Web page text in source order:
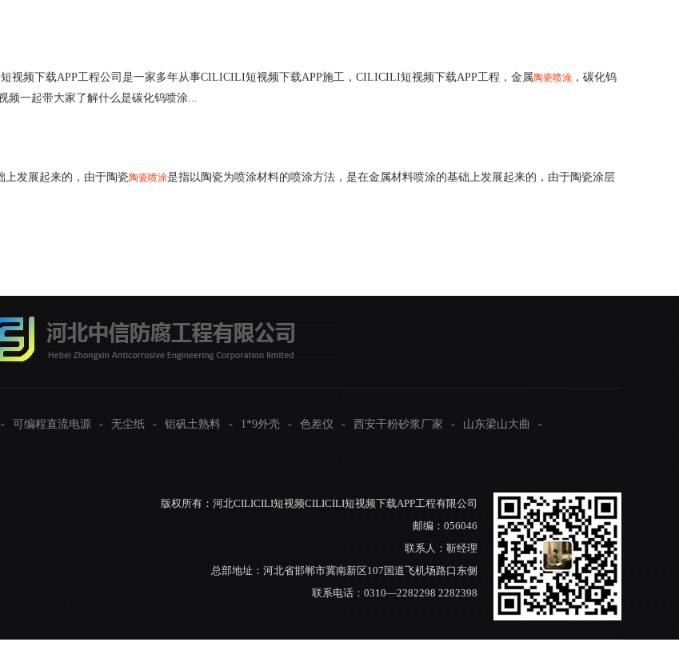
频下载APP工程公司是一家多年从事CILICILI短视频下载APP施工，CILICILI短视频下载APP工程，金属陶瓷喷涂 ，碳化钨
频一起带大家了解什么是碳化钨喷涂...
上发展起来的，由于陶瓷陶瓷喷涂是指以陶瓷为喷涂材料的喷涂方法，是在金属材料喷涂的基础上发展起来的，由于陶瓷涂层
- 可编程直流电源 - 无尘纸 - 铝矾土熟料 - 1*9外壳 - 色差仪 - 西安干粉砂浆厂家 - 山东梁山大曲 -
版权所有：河北CILICILI短视频CILICILI短视频下载APP工程有限公司
邮编：056046
联系人：靳经理
总部地址：河北省邯郸市冀南新区107国道飞机场路口东侧
联系电话：0310—2282298 2282398